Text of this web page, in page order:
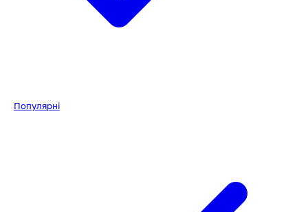
Популярні